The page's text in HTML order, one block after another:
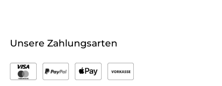
Unsere Zahlungsarten